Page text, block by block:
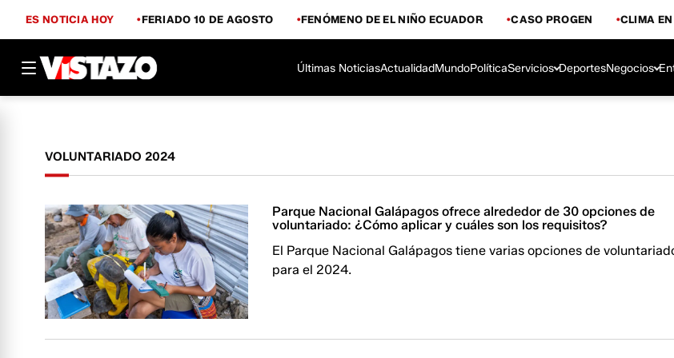
ES NOTICIA HOY FERIADO 10 DE AGOSTO FENÓMENO DE EL NIÑO ECUADOR CASO PROGEN CLIMA
Últimas NoticiasActualidadMundoPolíticaServicios DeportesNegocios
VOLUNTARIADO 2024
Parque Nacional Galápagos ofrece alrededor de 30 opciones de
voluntariado: ¿Cómo aplicar y cuáles son los requisitos?
El Parque Nacional Galápagos tiene varias opciones de
para el 2024.